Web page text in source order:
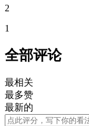
2
1
全部评论
最相关
最多赞
最新的